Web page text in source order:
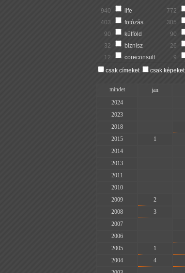
940 life 772
403
fotózás 305
90
külföld 90
32
biznisz 26
12
coreconsult 9
csak címeket
csak képeket
mindet jan
2024
2023
2018
2015
1
2014
2013
2011
2010
2009
2
2008
3
2007
2006
2005
1
2004
4